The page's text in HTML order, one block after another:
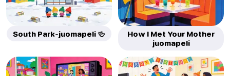
South Park-juomapeli 🍻
How I Met Your Mother
juomapeli